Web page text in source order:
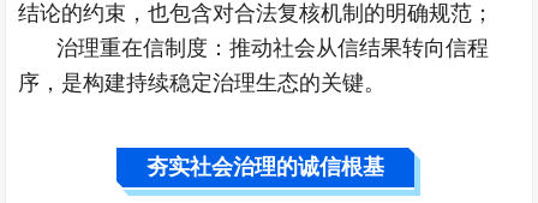
结论的约束，也包含对合法复核机制的明确规范；
治理重在信制度：推动社会从信结果转向信程
序，是构建持续稳定治理生态的关键。
夯实社会治理的诚信根基